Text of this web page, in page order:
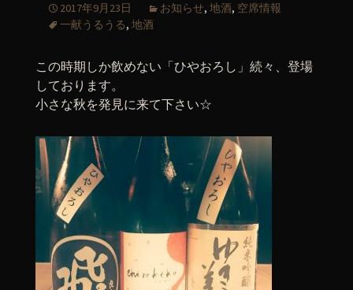
2017年9月23日 お知らせ, 地酒, 空席情報
一献うるうる, 地酒
この時期しか飲めない「ひやおろし」続々、登場
しております。
小さな秋を発見に来て下さい☆